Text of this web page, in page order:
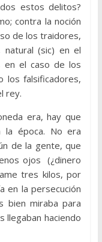
estos delitos?
contra la noción
de los traidores,
(sic) en el
en el caso de los
los falsificadores,
rey.
era, hay que
la época. No era
de la gente, que
ojos (¿dinero
tres kilos, por
en la persecución
bien miraba para
llegaban haciendo